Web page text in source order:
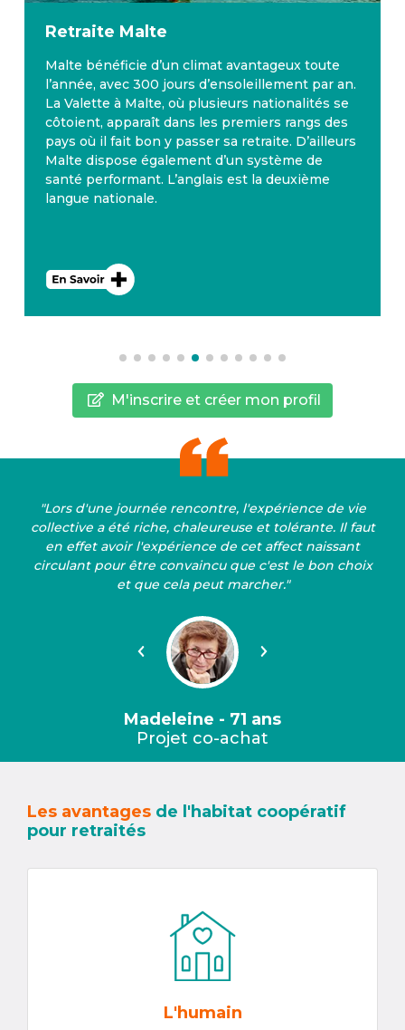
Retraite Malte
Malte bénéficie d’un climat avantageux toute
l’année, avec 300 jours d’ensoleillement par an.
La Valette à Malte, où plusieurs nationalités se
côtoient, apparaît dans les premiers rangs des
pays où il fait bon y passer sa retraite. D’ailleurs
Malte dispose également d’un système de
santé performant. L’anglais est la deuxième
langue nationale.
M'inscrire et créer mon profil
"Lors d'une journée rencontre, l'expérience de vie
collective a été riche, chaleureuse et tolérante. Il faut
en effet avoir l'expérience de cet affect naissant
circulant pour être convaincu que c'est le bon choix
et que cela peut marcher."
Précédent Suivant
Madeleine - 71 ans
Projet co-achat
Les avantages de l'habitat coopératif
pour retraités
L'humain